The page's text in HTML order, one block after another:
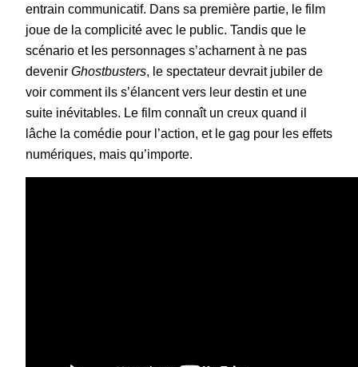
entrain communicatif. Dans sa première partie, le film
joue de la complicité avec le public. Tandis que le
scénario et les personnages s’acharnent à ne pas
devenir Ghostbusters, le spectateur devrait jubiler de
voir comment ils s’élancent vers leur destin et une
suite inévitables. Le film connaît un creux quand il
lâche la comédie pour l’action, et le gag pour les effets
numériques, mais qu’importe.